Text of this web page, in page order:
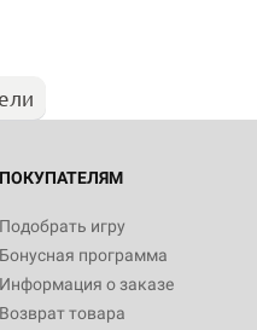
ПОКУПАТЕЛЯМ
Подобрать игру
Бонусная программа
Информация о заказе
Возврат товара